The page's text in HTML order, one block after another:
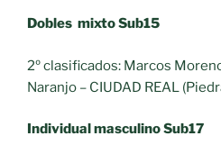
Dobles mixto Sub15
2º clasificados: Marcos
Naranjo – CIUDAD REAL
Individual masculino Sub17